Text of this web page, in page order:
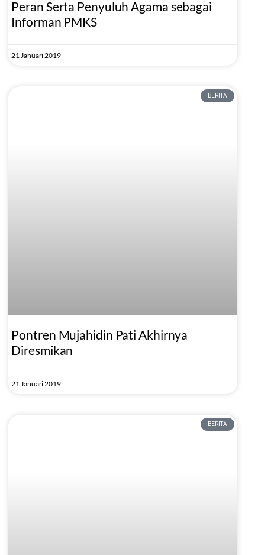
Peran Serta Penyuluh Agama sebagai
Informan PMKS
21 Januari 2019
BERITA
Pontren Mujahidin Pati Akhirnya
Diresmikan
21 Januari 2019
BERITA